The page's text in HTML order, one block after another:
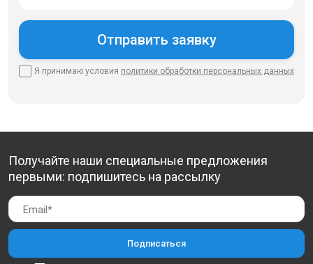
Я принимаю условия политики обработки персональных данных
Получайте наши специальные предложения
первыми: подпишитесь на рассылку